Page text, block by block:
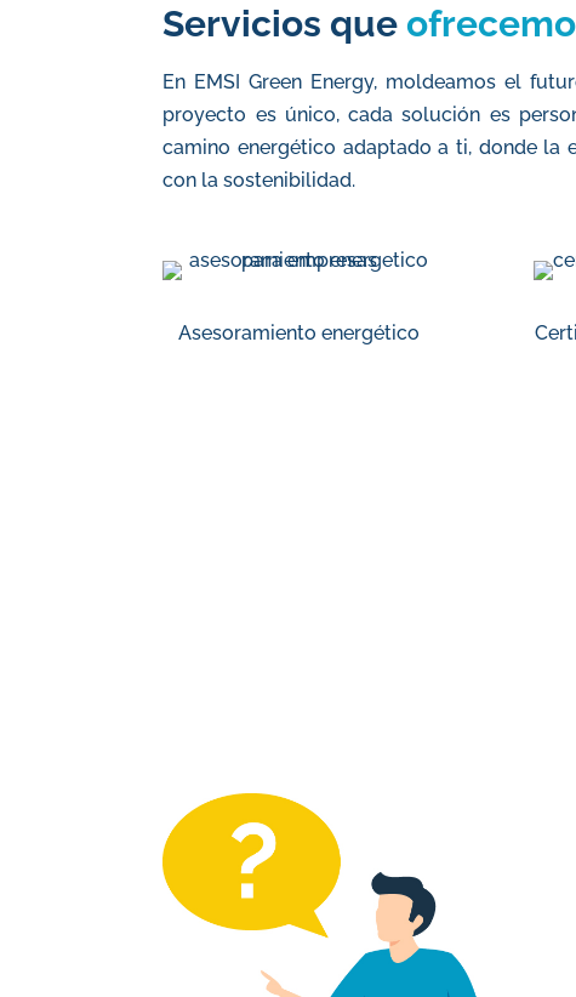
Servicios que
En EMSI Green Energy, moldeamos el
proyecto es único, cada solución es
camino energético adaptado a ti, donde la
con la sostenibilidad.
Asesoramiento energético